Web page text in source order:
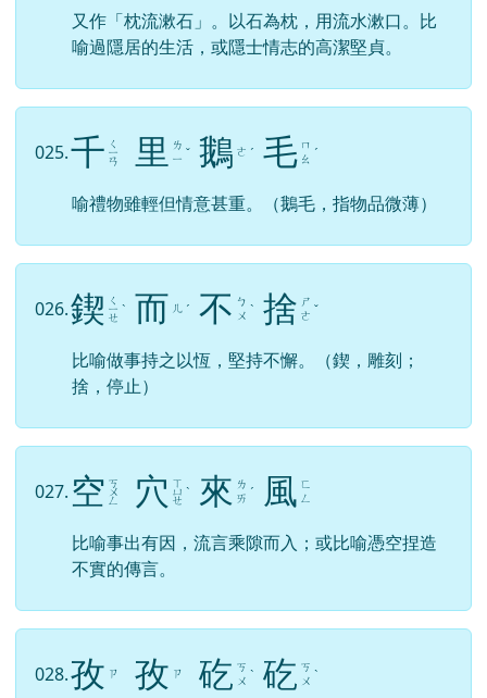
又作「枕流漱石」。以石為枕，用流水漱口。比
喻過隱居的生活，或隱士情志的高潔堅貞。
025.千 ㄑ
ㄧ
ㄢ 里
ㄌ
ㄧ ˇ 鵝 ㄜ ˊ 毛 ㄇ
ㄠ ˊ
喻禮物雖輕但情意甚重。（鵝毛，指物品微薄）
026.鍥 ㄑ
ㄧ
ㄝ
ˋ 而 ㄦ ˊ 不 ㄅ
ㄨ ˋ 捨 ㄕ
ㄜ ˇ
比喻做事持之以恆，堅持不懈。（鍥，雕刻；
捨，停止）
027. 空 ㄎ
ㄨ
ㄥ 穴 ㄒ
ㄩ
ㄝ
ˋ 來 ㄌ
ㄞ ˊ 風 ㄈ
ㄥ
比喻事出有因，流言乘隙而入；或比喻憑空捏造
不實的傳言。
028.孜 ㄗ 孜 ㄗ 矻 ㄎ
ㄨ ˋ 矻 ㄎ
ㄨ ˋ